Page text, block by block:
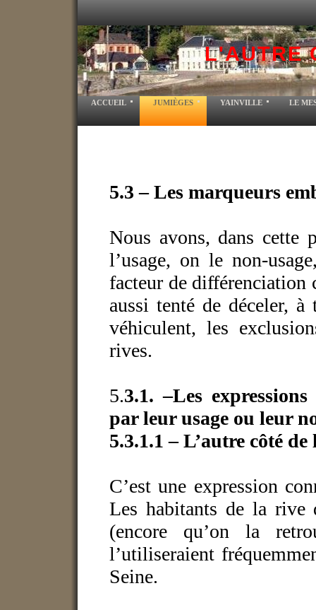
L'AUTRE
ACCUEIL JUMIÈGES YAINVILLE LE
5.3 – Les marqueurs
Nous avons, dans cette
l’usage, on le non-
facteur de différenciation
aussi tenté de déceler, à
véhiculent, les
rives.
5.3.1. –Les
par leur usage ou leur
5.3.1.1 – L’autre côté de
C’est une expression
Les habitants de la
(encore qu’on la
l’utiliseraient
Seine.